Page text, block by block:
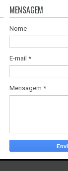
MENSAGEM
Nome
E-mail *
Mensagem *